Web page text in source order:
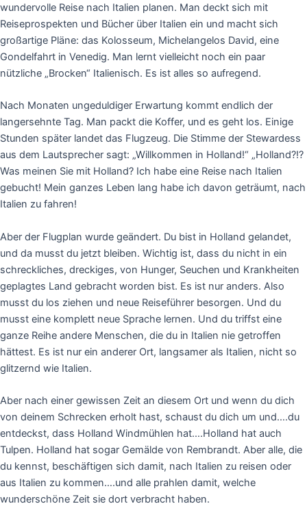
wundervolle Reise nach Italien planen. Man deckt sich mit
Reiseprospekten und Bücher über Italien ein und macht sich
großartige Pläne: das Kolosseum, Michelangelos David, eine
Gondelfahrt in Venedig. Man lernt vielleicht noch ein paar
nützliche „Brocken“ Italienisch. Es ist alles so aufregend.
Nach Monaten ungeduldiger Erwartung kommt endlich der
langersehnte Tag. Man packt die Koffer, und es geht los. Einige
Stunden später landet das Flugzeug. Die Stimme der Stewardess
aus dem Lautsprecher sagt: „Willkommen in Holland!“ „Holland?!?
Was meinen Sie mit Holland? Ich habe eine Reise nach Italien
gebucht! Mein ganzes Leben lang habe ich davon geträumt, nach
Italien zu fahren!
Aber der Flugplan wurde geändert. Du bist in Holland gelandet,
und da musst du jetzt bleiben. Wichtig ist, dass du nicht in ein
schreckliches, dreckiges, von Hunger, Seuchen und Krankheiten
geplagtes Land gebracht worden bist. Es ist nur anders. Also
musst du los ziehen und neue Reiseführer besorgen. Und du
musst eine komplett neue Sprache lernen. Und du triffst eine
ganze Reihe andere Menschen, die du in Italien nie getroffen
hättest. Es ist nur ein anderer Ort, langsamer als Italien, nicht so
glitzernd wie Italien.
Aber nach einer gewissen Zeit an diesem Ort und wenn du dich
von deinem Schrecken erholt hast, schaust du dich um und….du
entdeckst, dass Holland Windmühlen hat….Holland hat auch
Tulpen. Holland hat sogar Gemälde von Rembrandt. Aber alle, die
du kennst, beschäftigen sich damit, nach Italien zu reisen oder
aus Italien zu kommen….und alle prahlen damit, welche
wunderschöne Zeit sie dort verbracht haben.